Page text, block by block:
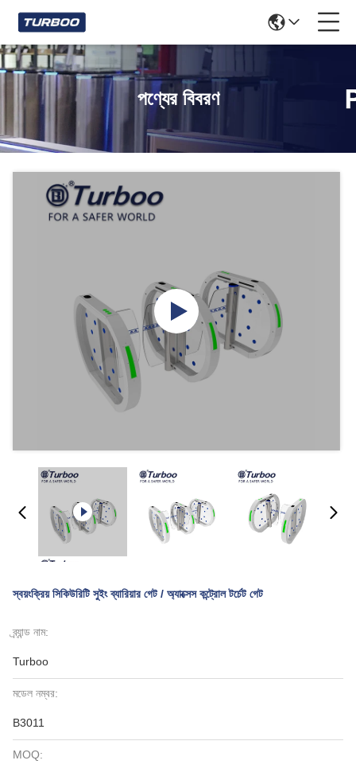
পণ্যের বিবরণ
স্বয়ংক্রিয় সিকিউরিটি সুইং ব্যারিয়ার গেট / অ্যাক্সেস কন্ট্রোল টর্চেট গেট
ব্র্যান্ড নাম:
Turboo
মডেল নম্বর:
B3011
MOQ: